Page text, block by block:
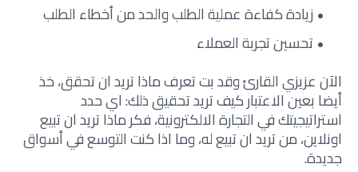
زيادة كفاءة عملية الطلب والحد من أخطاء الطلب
تحسين تجربة العملاء
الآن عزيزي القارئ وقد بت تعرف ماذا تريد ان تحقق، خذ
أيضا بعين الاعتبار كيف تريد تحقيق ذلك: اي حدد
استراتيجيتك في التجارة الالكترونية، فكر ماذا تريد ان تبيع
اونلاين، من تريد ان تبيع له، وما اذا كنت التوسع في أسواق
جديدة.